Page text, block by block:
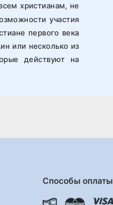
христианам, не
участия
первого века
или несколько из
действуют на
Способы оплаты